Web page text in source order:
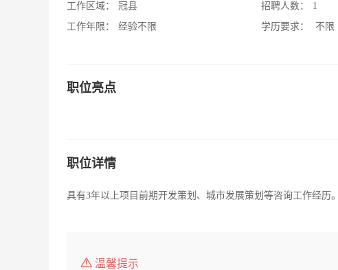
工作区域：
冠县
工作年限：
经验不限
招聘人数：
1
学历要求：
不限
职位亮点
职位详情
具有3年以上项目前期开发策划、城市发展策划等咨询工作经历。
温馨提示